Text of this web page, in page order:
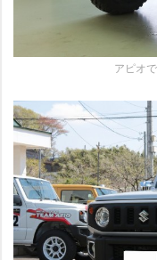
アピオ